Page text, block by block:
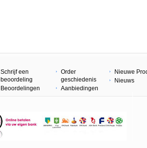
Schrijf een
beoordeling
Beoordelingen
Order
geschiedenis
Aanbiedingen
Nieuwe
Nieuws